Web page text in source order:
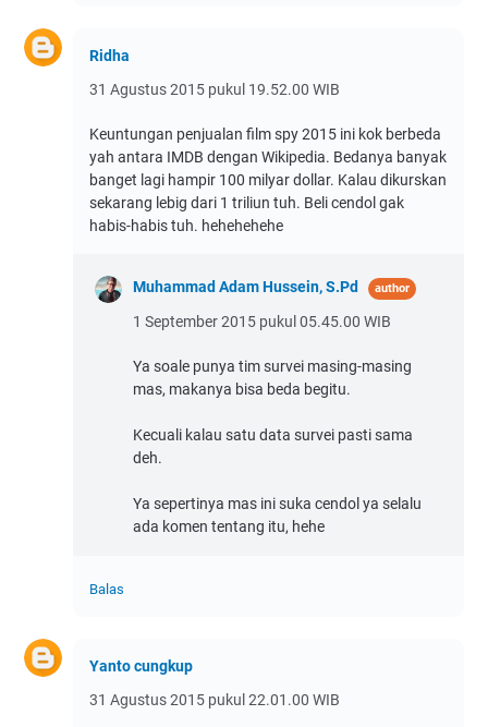
Ridha
31 Agustus 2015 pukul 19.52.00 WIB
Keuntungan penjualan film spy 2015 ini kok berbeda
yah antara IMDB dengan Wikipedia. Bedanya banyak
banget lagi hampir 100 milyar dollar. Kalau dikurskan
sekarang lebig dari 1 triliun tuh. Beli cendol gak
habis-habis tuh. hehehehehe
Muhammad Adam Hussein, S.Pd
1 September 2015 pukul 05.45.00 WIB
Ya soale punya tim survei masing-masing
mas, makanya bisa beda begitu.
Kecuali kalau satu data survei pasti sama
deh.
Ya sepertinya mas ini suka cendol ya selalu
ada komen tentang itu, hehe
Balas
Yanto cungkup
31 Agustus 2015 pukul 22.01.00 WIB